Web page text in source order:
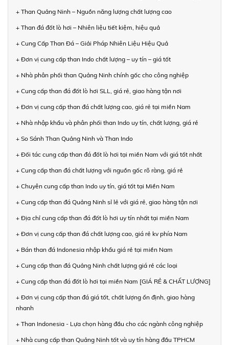
+ Than Quảng Ninh – Nguồn năng lượng chất lượng cao
+ Than đá đốt lò hơi – Nhiên liệu tiết kiệm, hiệu quả
+ Cung Cấp Than Đá – Giải Pháp Nhiên Liệu Hiệu Quả
+ Đơn vị cung cấp than Indo chất lượng – uy tín – giá tốt
+ Nhà phân phối than Quảng Ninh chính gốc cho công nghiệp
+ Cung cấp than đá đốt lò hơi SLL, giá rẻ, giao hàng tận nơi
+ Đơn vị cung cấp than đá chất lượng cao, giá rẻ tại miền Nam
+ Nhà nhập khẩu và phân phối than Indo uy tín, chất lượng, giá rẻ
+ So Sánh Than Quảng Ninh và Than Indo
+ Đối tác cung cấp than đá đốt lò hơi tại miền Nam với giá tốt nhất
+ Cung cấp than đá chất lượng với nguồn gốc rõ ràng, giá rẻ
+ Chuyên cung cấp than Indo uy tín, giá tốt tại Miền Nam
+ Cung cấp than đá Quảng Ninh sỉ lẻ với giá rẻ, giao hàng tận nơi
+ Địa chỉ cung cấp than đá đốt lò hơi uy tín nhất tại miền Nam
+ Đơn vị cung cấp than đá chất lượng cao, giá rẻ kv phía Nam
+ Bán than đá Indonesia nhập khẩu giá rẻ tại miền Nam
+ Cung cấp than đá Quảng Ninh chất lượng giá rẻ các loại
+ Cung cấp than đá đốt lò hơi tại miền Nam [GIÁ RẺ & CHẤT LƯỢNG]
+ Đơn vị cung cấp than đá giá tốt, chất lượng ổn định, giao hàng
nhanh
+ Than Indonesia - Lựa chọn hàng đầu cho các ngành công nghiệp
+ Nhà cung cấp than Quảng Ninh tốt và uy tín hàng đầu TPHCM